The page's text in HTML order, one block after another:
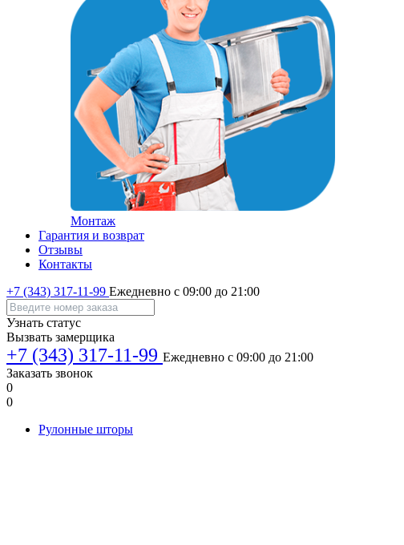
Монтаж
Гарантия и возврат
Отзывы
Контакты
+7 (343) 317-11-99 Ежедневно с 09:00 до 21:00
Узнать статус
Вызвать замерщика
+7 (343) 317-11-99 Ежедневно с 09:00 до 21:00
Заказать звонок
0
0
Рулонные шторы